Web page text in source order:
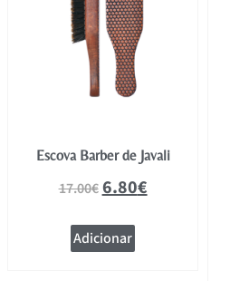
Escova Barber de Javali
17.00€6.80€
Adicionar